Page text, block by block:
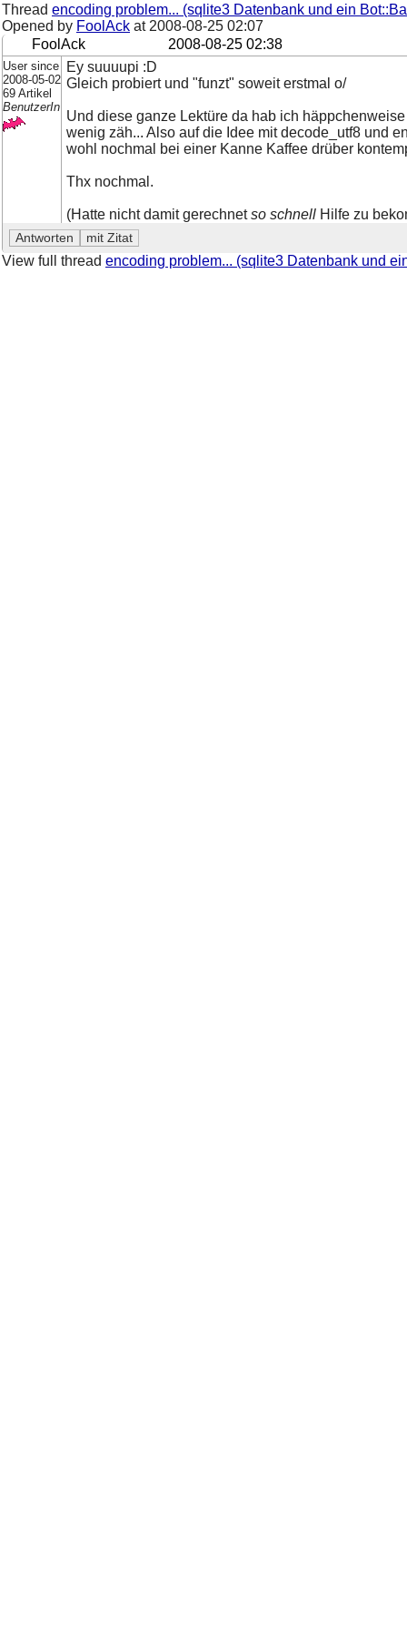
Thread encoding problem... (sqlite3 Datenbank und ein
Opened by FoolAck at 2008-08-25 02:07
FoolAck
2008-08-25 02:38
User since
2008-05-02
69 Artikel
BenutzerIn
Ey suuuupi :D
Gleich probiert und "funzt" soweit erstmal o/
Und diese ganze Lektüre da hab ich
wenig zäh... Also auf die Idee mit decode_utf8 und
wohl nochmal bei einer Kanne Kaffee drüber
Thx nochmal.
(Hatte nicht damit gerechnetso schnellHilfe zu
View full thread encoding problem... (sqlite3 Datenbank und